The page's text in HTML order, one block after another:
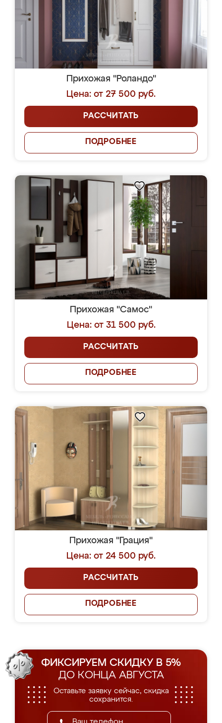
Прихожая "Роландо"
Цена: от 27 500 руб.
РАССЧИТАТЬ
ПОДРОБНЕЕ
Прихожая "Самос"
Цена: от 31 500 руб.
РАССЧИТАТЬ
ПОДРОБНЕЕ
Прихожая "Грация"
Цена: от 24 500 руб.
РАССЧИТАТЬ
ПОДРОБНЕЕ
ФИКСИРУЕМ СКИДКУ В 5%
ДО КОНЦА АВГУСТА
Оставьте заявку сейчас, скидка
сохранится.